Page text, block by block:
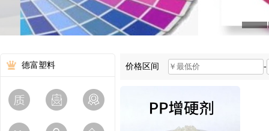
德富塑料 价格区间 -